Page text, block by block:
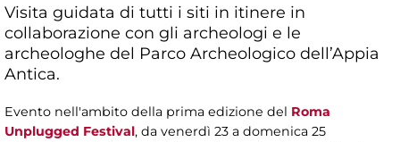
Visita guidata di tutti i siti in itinere in
collaborazione con gli archeologi e le
archeologhe del Parco Archeologico dell’Appia
Antica.
Evento nell'ambito della prima edizione del Roma
Unplugged Festival, da venerdì 23 a domenica 25